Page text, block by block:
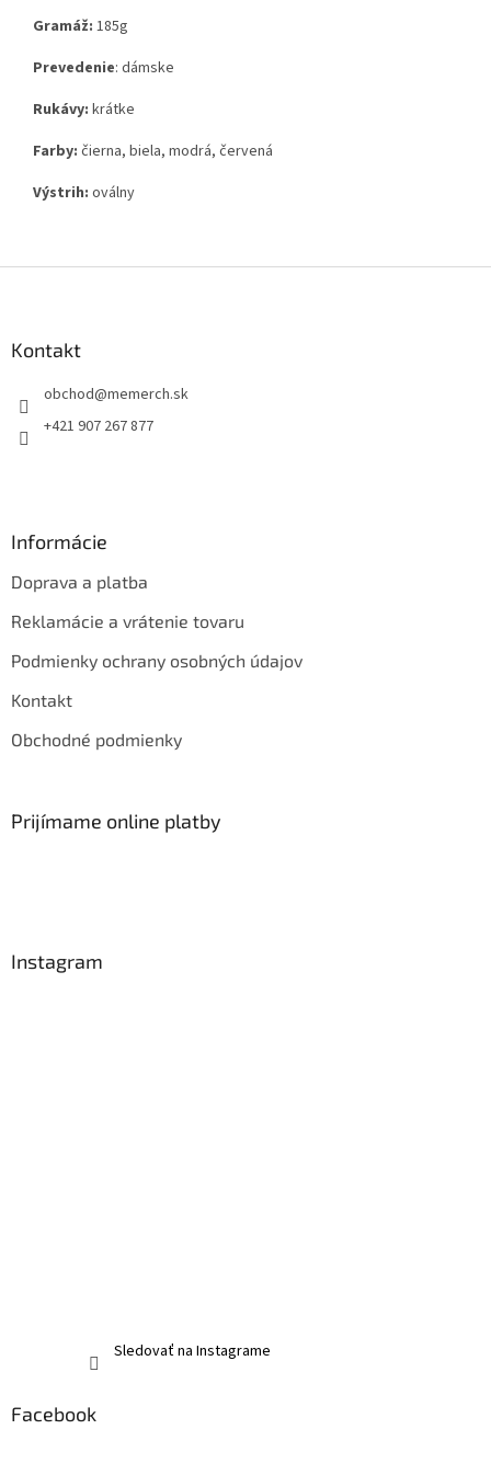
Gramáž: 185g
Prevedenie: dámske
Rukávy: krátke
Farby: čierna, biela, modrá, červená
Výstrih: oválny
Kontakt
obchod@memerch.sk
+421 907 267 877
Informácie
Doprava a platba
Reklamácie a vrátenie tovaru
Podmienky ochrany osobných údajov
Kontakt
Obchodné podmienky
Prijímame online platby
Instagram
Sledovať na Instagrame
Facebook